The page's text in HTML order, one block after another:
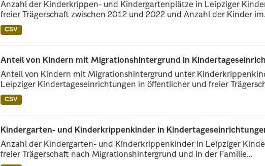
Anzahl der Kinderkrippen- und Kindergartenplätze in Leipziger
freier Trägerschaft zwischen 2012 und 2022 und Anzahl der Kinder
CSV
Anteil von Kindern mit Migrationshintergrund in
Anteil von Kindern mit Migrationshintergrund unter
Leipziger Kindertageseinrichtungen in öffentlicher und freier
CSV
Kindergarten- und Kinderkrippenkinder in
Anzahl der Kindergarten- und Kinderkrippenkinder in Leipziger
freier Trägerschaft nach Migrationshintergrund und in der Familie...